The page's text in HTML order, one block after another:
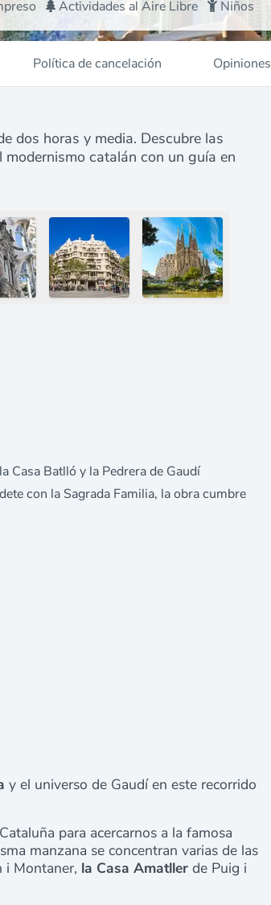
Actividades al Aire Libre Niños
Política de cancelación Opiniones
dos horas y media. Descubre las
catalán con un guía en
Casa Batlló y la Pedrera de Gaudí
con la Sagrada Familia, la obra cumbre
y el universo de Gaudí en este recorrido
para acercarnos a la famosa
manzana se concentran varias de las
i Montaner, la Casa Amatller de Puig i